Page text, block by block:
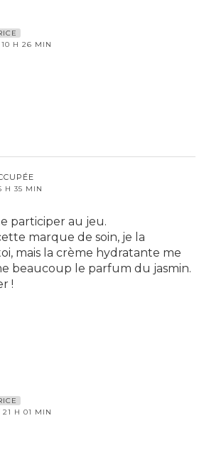
H 26 MIN
H 35 MIN
participer au jeu.
marque de soin, je la
mais la crème hydratante me
beaucoup le parfum du jasmin.
!
H 01 MIN